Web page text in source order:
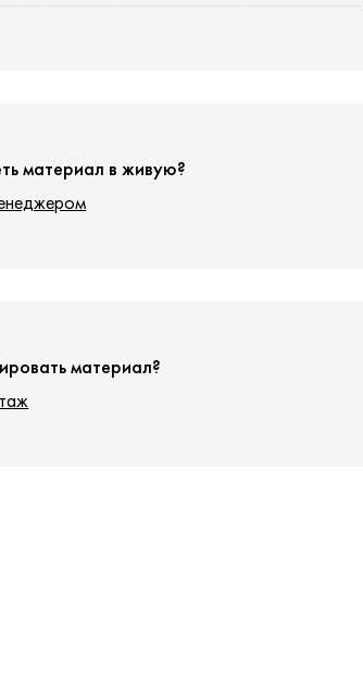
материал в живую?
материал?